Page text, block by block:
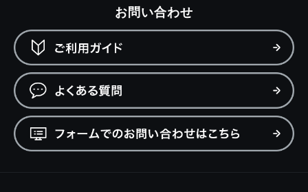
お問い合わせ